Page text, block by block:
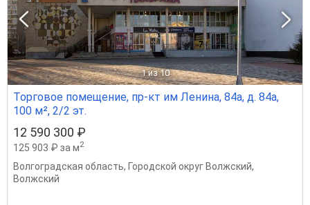
1 из 10
Торговое помещение, пр-кт им Ленина, 84а, д. 84а,
100 м², 2/2 эт.
12 590 300 ₽
125 903 ₽ за м2
Волгоградская область, Городской округ Волжский,
Волжский